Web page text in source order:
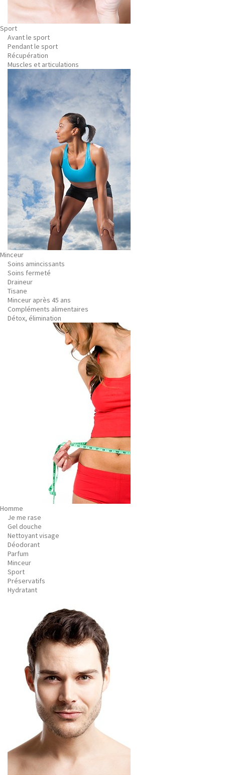
Sport
Avant le sport
Pendant le sport
Récupération
Muscles et articulations
Minceur
Soins amincissants
Soins fermeté
Draineur
Tisane
Minceur après 45 ans
Compléments alimentaires
Détox, élimination
Homme
Je me rase
Gel douche
Nettoyant visage
Déodorant
Parfum
Minceur
Sport
Préservatifs
Hydratant